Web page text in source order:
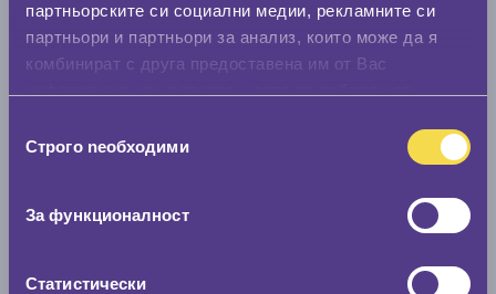
партньорските си социални медии, рекламните си
партньори и партньори за анализ, които може да я
комбинират с друга предоставена им от Вас
наСтрого nеобходими
За функционалност
Статистически
Стар размер